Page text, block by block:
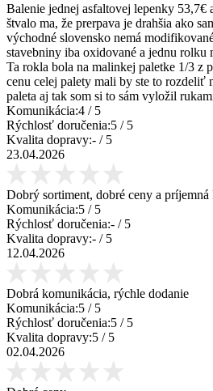
Balenie jednej asfaltovej lepenky 53,7€
štvalo ma, že prerpava je drahšia ako
východné slovensko nemá
stavebniny iba oxidované a jednu rolku
Ta rokla bola na malinkej paletke 1/3 z
cenu celej palety mali by ste to rozdeliť
paleta aj tak som si to sám vyložil
Komunikácia:4 / 5
Rýchlosť doručenia:5 / 5
Kvalita dopravy:- / 5
23.04.2026
Dobrý sortiment, dobré ceny a príjemná
Komunikácia:5 / 5
Rýchlosť doručenia:- / 5
Kvalita dopravy:- / 5
12.04.2026
Dobrá komunikácia, rýchle dodanie
Komunikácia:5 / 5
Rýchlosť doručenia:5 / 5
Kvalita dopravy:5 / 5
02.04.2026